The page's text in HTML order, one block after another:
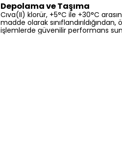
Depolama ve Taşıma
Cıva(II) klorür, +5°C ile +30°C
madde olarak
işlemlerde güvenilir performans